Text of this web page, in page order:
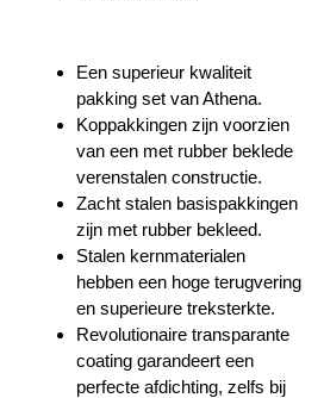
Een superieur kwaliteit
pakking set van Athena.
Koppakkingen zijn voorzien
van een met rubber beklede
verenstalen constructie.
Zacht stalen basispakkingen
zijn met rubber bekleed.
Stalen kernmaterialen
hebben een hoge terugvering
en superieure treksterkte.
Revolutionaire transparante
coating garandeert een
perfecte afdichting, zelfs bij